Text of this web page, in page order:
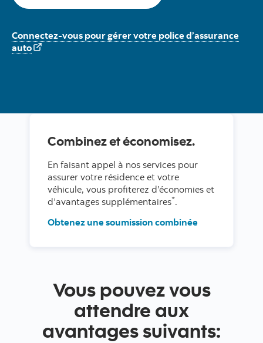
Connectez-vous pour gérer votre police d’assurance
auto
Combinez et économisez.
En faisant appel à nos services pour
assurer votre résidence et votre
véhicule, vous profiterez d’économies et
d’avantages supplémentaires*.
Obtenez une soumission combinée
Vous pouvez vous
attendre aux
avantages suivants: